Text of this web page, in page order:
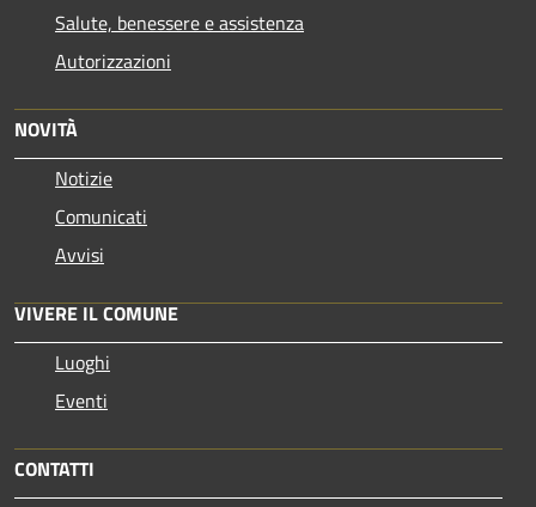
Salute, benessere e assistenza
Autorizzazioni
NOVITÀ
Notizie
Comunicati
Avvisi
VIVERE IL COMUNE
Luoghi
Eventi
CONTATTI